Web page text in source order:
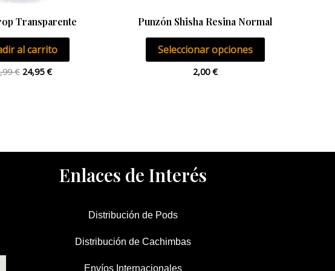
Transparente
al carrito
€ 24,95€
Punzón Shisha Resina Normal
Seleccionar opciones
la
página
2,00€
Enlaces de Interés
Distribución de Pods
Distribución de Cachimbas
Envíos Internacionales